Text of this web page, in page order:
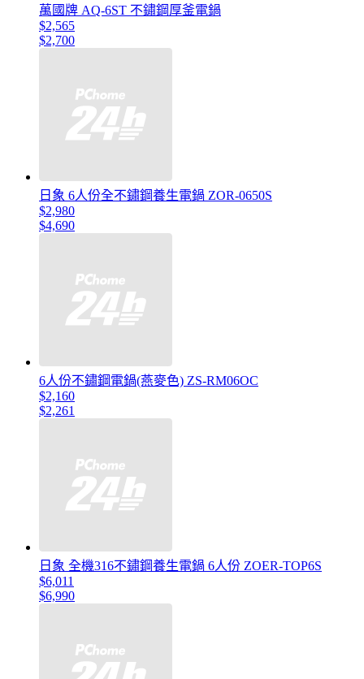
萬國牌 AQ-6ST 不鏽鋼厚釜電鍋
$2,565
$2,700
日象 6人份全不鏽鋼養生電鍋 ZOR-0650S
$2,980
$4,690
6人份不鏽鋼電鍋(燕麥色) ZS-RM06OC
$2,160
$2,261
日象 全機316不鏽鋼養生電鍋 6人份 ZOER-TOP6S
$6,011
$6,990